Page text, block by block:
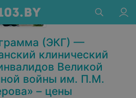
(ЭКГ) —
клинический
Великой
войны им. П.М.
– цены